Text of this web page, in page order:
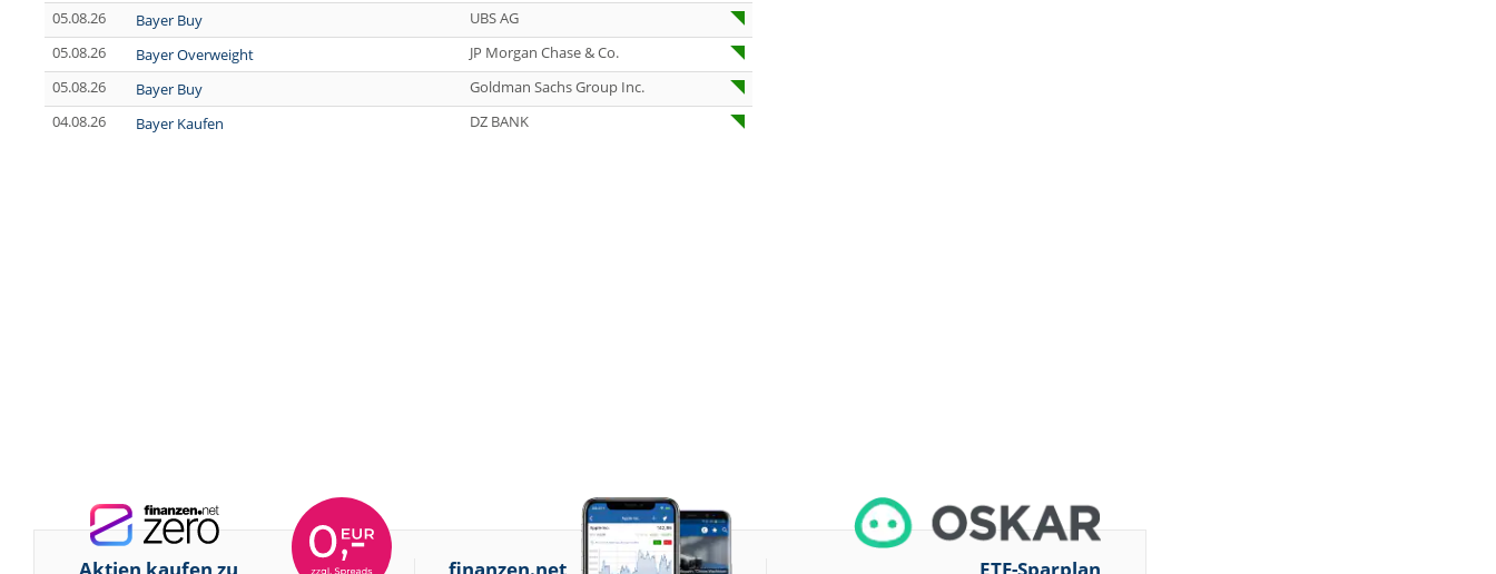
05.08.26
Bayer Buy
UBS AG
05.08.26
Bayer Overweight
JP Morgan Chase & Co.
05.08.26
Bayer Buy
Goldman Sachs Group Inc.
04.08.26
Bayer Kaufen DZ BANK
07.08.26
LANXESS Halten
DZ BANK
07.08.26
Aktien kaufen zu finanzen.net ETF-Sparplan